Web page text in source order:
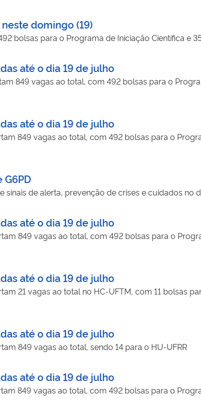
domingo (19)
bolsas para o Programa de Iniciação Científica e
até o dia 19 de julho
849 vagas ao total, com 492 bolsas para o
até o dia 19 de julho
849 vagas ao total, com 492 bolsas para o
sinais de alerta, prevenção de crises e cuidados no
até o dia 19 de julho
849 vagas ao total, com 492 bolsas para o
até o dia 19 de julho
21 vagas ao total no HC-UFTM, com 11 bolsas
até o dia 19 de julho
849 vagas ao total, sendo 14 para o HU-UFRR
até o dia 19 de julho
849 vagas ao total, com 492 bolsas para o